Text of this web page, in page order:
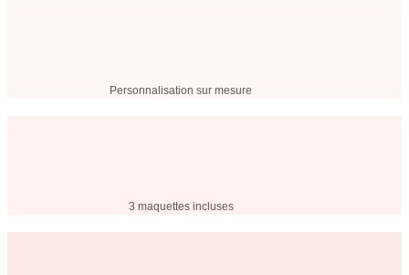
Personnalisation sur mesure
3 maquettes incluses